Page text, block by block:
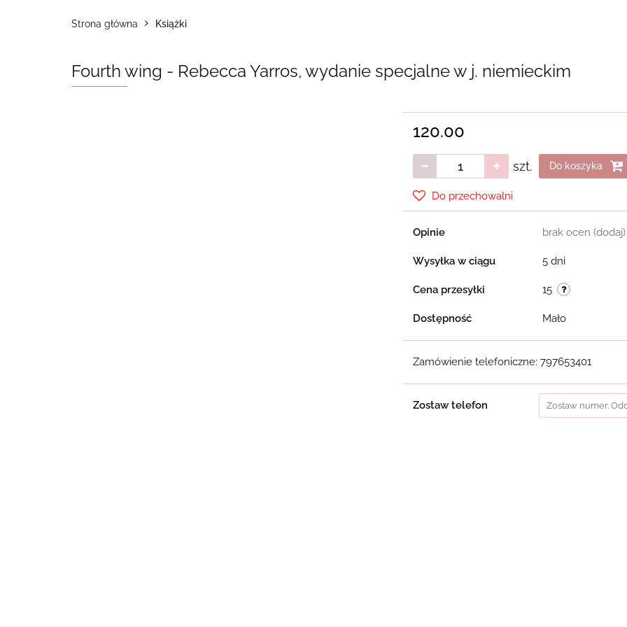
Strona główna Książki
Fourth wing - Rebecca Yarros, wydanie specjalne w j. niemieckim
120.00
szt. Do koszyka
Do przechowalni
Opinie brak ocen (dodaj)
Wysyłka w ciągu 5 dni
Cena przesyłki 15
Dostępność Mało
Zamówienie telefoniczne: 797653401
Zostaw telefon